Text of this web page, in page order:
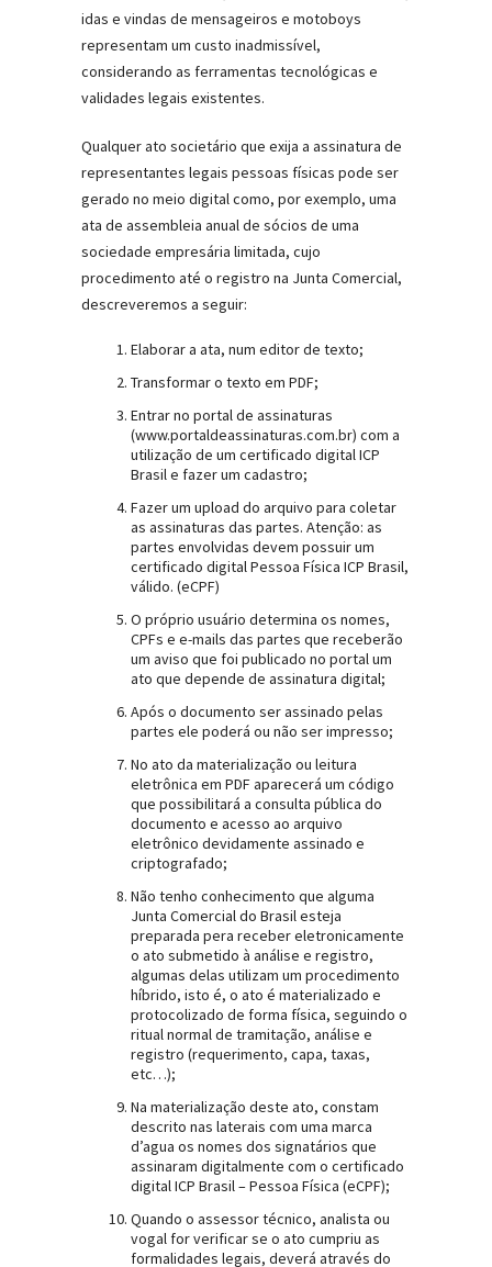
idas e vindas de mensageiros e motoboys
representam um custo inadmissível,
considerando as ferramentas tecnológicas e
validades legais existentes.
Qualquer ato societário que exija a assinatura de
representantes legais pessoas físicas pode ser
gerado no meio digital como, por exemplo, uma
ata de assembleia anual de sócios de uma
sociedade empresária limitada, cujo
procedimento até o registro na Junta Comercial,
descreveremos a seguir:
Elaborar a ata, num editor de texto;
Transformar o texto em PDF;
Entrar no portal de assinaturas
(www.portaldeassinaturas.com.br) com a
utilização de um certificado digital ICP
Brasil e fazer um cadastro;
Fazer um upload do arquivo para coletar
as assinaturas das partes. Atenção: as
partes envolvidas devem possuir um
certificado digital Pessoa Física ICP Brasil,
válido. (eCPF)
O próprio usuário determina os nomes,
CPFs e e-mails das partes que receberão
um aviso que foi publicado no portal um
ato que depende de assinatura digital;
Após o documento ser assinado pelas
partes ele poderá ou não ser impresso;
No ato da materialização ou leitura
eletrônica em PDF aparecerá um código
que possibilitará a consulta pública do
documento e acesso ao arquivo
eletrônico devidamente assinado e
criptografado;
Não tenho conhecimento que alguma
Junta Comercial do Brasil esteja
preparada pera receber eletronicamente
o ato submetido à análise e registro,
algumas delas utilizam um procedimento
híbrido, isto é, o ato é materializado e
protocolizado de forma física, seguindo o
ritual normal de tramitação, análise e
registro (requerimento, capa, taxas,
etc…);
Na materialização deste ato, constam
descrito nas laterais com uma marca
d’agua os nomes dos signatários que
assinaram digitalmente com o certificado
digital ICP Brasil – Pessoa Física (eCPF);
Quando o assessor técnico, analista ou
vogal for verificar se o ato cumpriu as
formalidades legais, deverá através do